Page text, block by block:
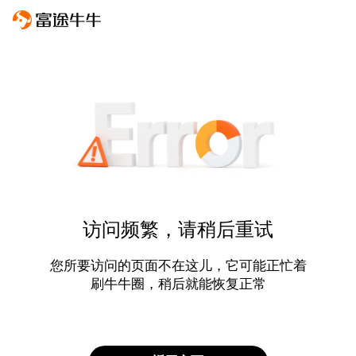
访问频繁，请稍后重试
您所要访问的页面不在这儿，它可能正忙着
刷牛牛圈，稍后就能恢复正常